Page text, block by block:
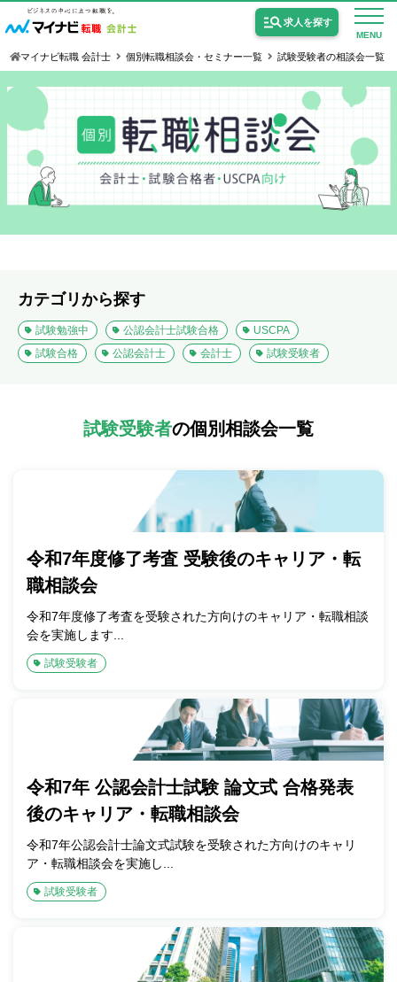
MENU
求人を探す
公認会計士の求人
監査法人の求人
公認会計士試験合格向けの求人
女性会計士の転職
非公開求人とは？
サービス紹介
転職お役立ち情報
求人情報
マイナビ転職 会計士 個別転職相談会・セミナー一覧 試験受験者の相談会一覧
カテゴリから探す
試験勉強中 公認会計士試験合格
USCPA
試験合格
公認会計士 会計士 試験受験者
試験受験者の個別相談会一覧
令和7年度修了考査 受験後のキャリア・転
職相談会
令和7年度修了考査を受験された方向けのキャリア・転職相談
会を実施します...
試験受験者
令和7年 公認会計士試験 論文式 合格発表
後のキャリア・転職相談会
令和7年公認会計士論文式試験を受験された方向けのキャリ
ア・転職相談会を実施し...
試験受験者